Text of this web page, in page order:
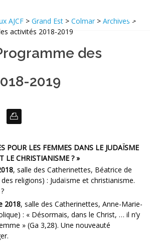
AJCF > Grand Est > Colmar > Archives >
activités 2018-2019
des
2019
POUR LES FEMMES DANS LE JUDAÏSME
LE CHRISTIANISME ? »
, salle des Catherinettes, Béatrice de
religions) : Judaïsme et christianisme.
2018, salle des Catherinettes, Anne-Marie-
: « Désormais, dans le Christ, … il n’y
» (Ga 3,28). Une nouveauté